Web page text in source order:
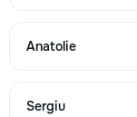
950
Anatolie
Sergiu